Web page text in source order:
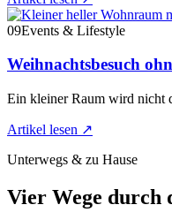
09Events & Lifestyle
Weihnachtsbesuch
Ein kleiner Raum wird nicht
Artikel lesen ↗
Unterwegs & zu Hause
Vier Wege durch